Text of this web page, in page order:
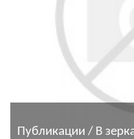
Публикации / В